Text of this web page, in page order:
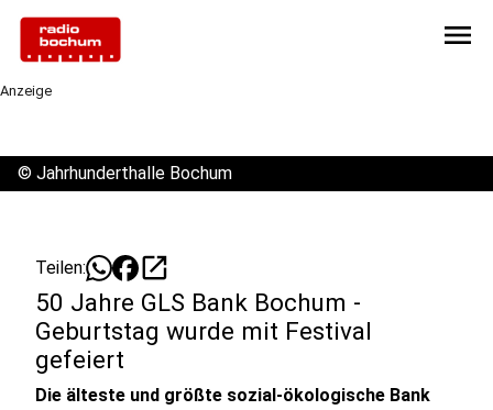
menu
Anzeige
© Jahrhunderthalle Bochum
Teilen: open_in_new
50 Jahre GLS Bank Bochum -
Geburtstag wurde mit Festival
gefeiert
Die älteste und größte sozial-ökologische Bank